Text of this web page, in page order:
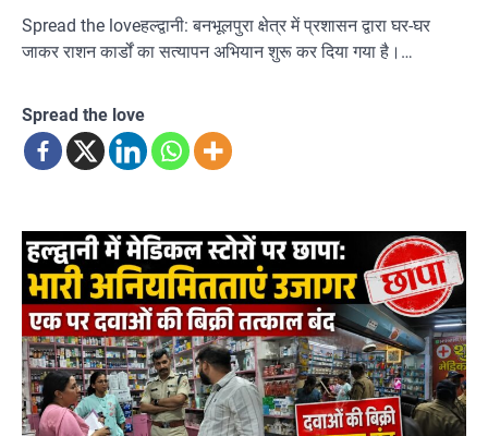
Spread the loveहल्द्वानी: बनभूलपुरा क्षेत्र में प्रशासन द्वारा घर-घर
जाकर राशन कार्डों का सत्यापन अभियान शुरू कर दिया गया है।…
Spread the love